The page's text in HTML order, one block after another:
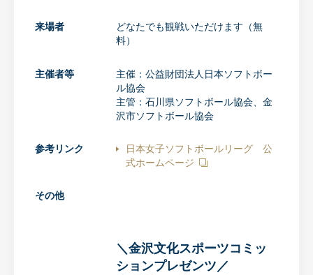
来場者
どなたでも観戦いただけます（無
料）
主催者等
主催：公益財団法人日本ソフトボー
ル協会
主管：石川県ソフトボール協会、金
沢市ソフトボール協会
参考リンク
日本女子ソフトボールリーグ 公
式ホームページ
その他
＼金沢文化スポーツコミッ
ションプレゼンツ／